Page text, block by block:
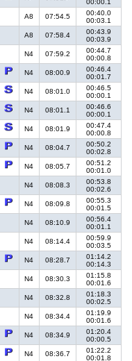
00:00.1
A8 07:54.5
00:40.0
00:03.1
A8 07:58.4
00:43.9
00:03.9
N4 07:59.2
00:44.7
00:00.8
N4 08:00.9
00:46.4
00:01.7
N4 08:01.0
00:46.5
00:00.1
N4 08:01.1
00:46.6
00:00.1
N4 08:01.9
00:47.4
00:00.8
N4 08:04.7
00:50.2
00:02.8
N4 08:05.7
00:51.2
00:01.0
N4 08:08.3
00:53.8
00:02.6
N4 08:09.8
00:55.3
00:01.5
N4 08:10.9
00:56.4
00:01.1
N4 08:14.4
00:59.9
00:03.5
N4 08:28.7
01:14.2
00:14.3
N4 08:30.3
01:15.8
00:01.6
N4 08:32.8
01:18.3
00:02.5
N4 08:34.4
01:19.9
00:01.6
N4 08:34.9
01:20.4
00:00.5
N4 08:36.7
01:22.2
00:01.8